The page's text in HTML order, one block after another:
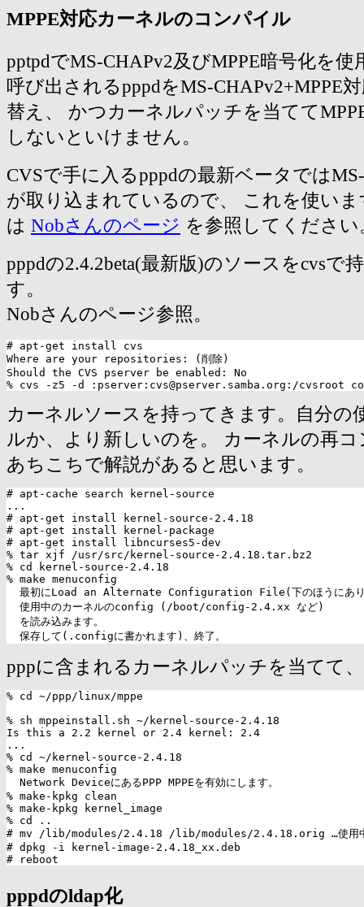
MPPE対応カーネルのコンパイル
pptpdでMS-CHAPv2及びMPPE暗号化を
呼び出されるpppdをMS-CHAPv2+MPPE
替え、 かつカーネルパッチを当てて
しないといけません。
CVSで手に入るpppdの最新ベータでは
が取り込まれているので、 これを使い
は Nobさんのページ を参照してください
pppdの2.4.2beta(最新版)のソースをcvsで
す。
Nobさんのページ参照。
# apt-get install cvs
Where are your repositories: (削除)
Should the CVS pserver be enabled: No
カーネルソースを持ってきます。自分の
ルか、より新しいのを。 カーネルの再
あちこちで解説があると思います。
# apt-cache search kernel-source
...
# apt-get install kernel-source-2.4.18
# apt-get install kernel-package
# apt-get install libncurses5-dev
% tar xjf /usr/src/kernel-source-2.4.18.tar.bz2
% cd kernel-source-2.4.18
% make menuconfig
最初にLoad an Alternate Configuration File(下のほうにあ
  使用中のカーネルのconfig (/boot/config-2.4.xx など)
  を読み込みます。
pppに含まれるカーネルパッチを当てて
% cd ~/ppp/linux/mppe
% sh mppeinstall.sh ~/kernel-source-2.4.18
Is this a 2.2 kernel or 2.4 kernel: 2.4
...
% cd ~/kernel-source-2.4.18
% make menuconfig
  Network DeviceにあるPPP MPPEを有効にします。
% make-kpkg clean
% make-kpkg kernel_image
% cd ..
# mv /lib/modules/2.4.18 /lib/modules/2.4.18.orig …使用中の
# dpkg -i kernel-image-2.4.18_xx.deb
pppdのldap化